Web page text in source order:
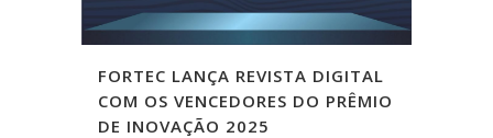
FORTEC LANÇA REVISTA DIGITAL
COM OS VENCEDORES DO PRÊMIO
DE INOVAÇÃO 2025